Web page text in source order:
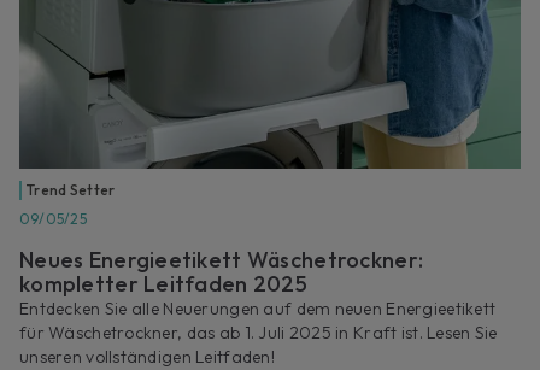
Trend Setter
09/05/25
Neues Energieetikett Wäschetrockner:
kompletter Leitfaden 2025
Entdecken Sie alle Neuerungen auf dem neuen Energieetikett
für Wäschetrockner, das ab 1. Juli 2025 in Kraft ist. Lesen Sie
unseren vollständigen Leitfaden!